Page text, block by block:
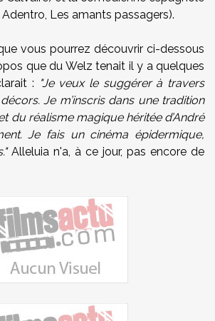
Les amants passagers).
vous pourrez découvrir ci-dessous
que du Welz tenait il y a quelques
: "Je veux le suggérer à travers
Je m’inscris dans une tradition
du réalisme magique héritée d’André
Je fais un cinéma épidermique,
Alleluia n'a, à ce jour, pas encore de